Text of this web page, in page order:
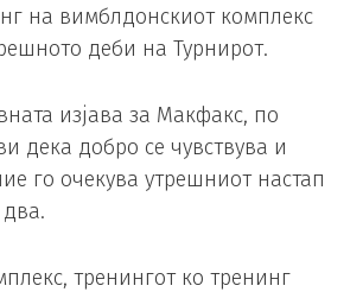
на вимблдонскиот комплекс
деби на Турнирот.
изјава за Макфакс, по
дека добро се чувствува и
го очекува утрешниот настап
тренингот ко тренинг